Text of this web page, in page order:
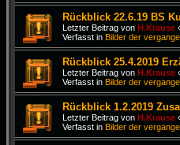
Rückblick 22.6.19 BS
Letzter Beitrag von H.Krause
Verfasst in Bilder der
Rückblick 25.4.2019
Letzter Beitrag von H.Krause
Verfasst in Bilder der
Rückblick 1.2.2019
Letzter Beitrag von H.Krause
Verfasst in Bilder der